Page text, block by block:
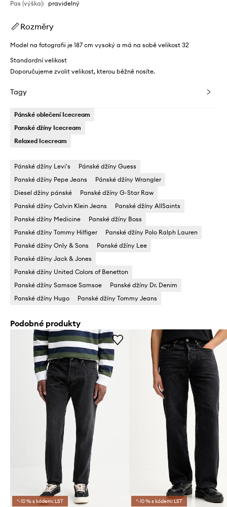
Pas (výška): pravidelný
Rozměry
Model na fotografii je 187 cm vysoký a má na sobě velikost 32
Standardní velikost
Doporučujeme zvolit velikost, kterou běžně nosíte.
Tagy
Pánské oblečení Icecream
Panské džíny Icecream
Relaxed Icecream
Pánské džíny Levi's
Pánské džíny Guess
Panské džíny Pepe Jeans
Pánské džíny Wrangler
Diesel džíny pánské
Panské džíny G-Star Raw
Panské džíny Calvin Klein Jeans
Panské džíny AllSaints
Panské džíny Medicine
Panské džíny Boss
Panské džíny Tommy Hilfiger
Panské džíny Polo Ralph Lauren
Panské džíny Only & Sons
Panské džíny Lee
Panské džíny Jack & Jones
Panské džíny United Colors of Benetton
Panské džíny Samsoe Samsoe
Panské džíny Dr. Denim
Panské džíny Hugo
Panské džíny Tommy Jeans
Podobné produkty
*-10 % s kódem: LST *-10 % s kódem: LST